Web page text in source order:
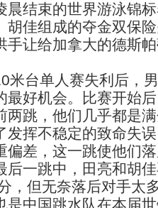
结束的世界游泳锦标
胡佳组成的夺金双保
手让给加拿大的德斯
台单人赛失利后，男
最好机会。比赛开始
两跳，他们几乎都是
发挥不稳定的致命失
偏差，这一跳使他们
后一跳中，田亮和胡
，但无奈落后对手太
是中国跳水队在本届